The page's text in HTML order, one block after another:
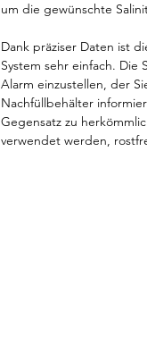
um die gewünschte
Dank präziser Daten ist
System sehr einfach.
Alarm einzustellen, der
Nachfüllbehälter
Gegensatz zu
verwendet werden,